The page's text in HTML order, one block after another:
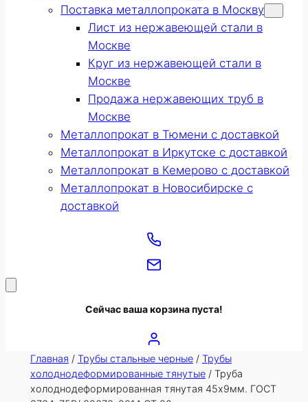
Поставка металлопроката в Москву
Лист из нержавеющей стали в
Москве
Круг из нержавеющей стали в
Москве
Продажа нержавеющих труб в
Москве
Металлопрокат в Тюмени с доставкой
Металлопрокат в Иркутске с доставкой
Металлопрокат в Кемерово с доставкой
Металлопрокат в Новосибирске с
доставкой
Сейчас ваша корзина пуста!
Главная / Трубы стальные черные/ Трубы
холоднодеформированные тянутые/ Труба
холоднодеформированная тянутая 45х9мм. ГОСТ